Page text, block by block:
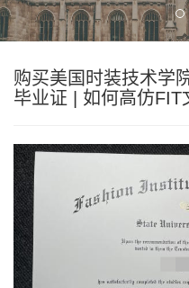
购买美国时装技术学
毕业证 | 如何高仿FIT